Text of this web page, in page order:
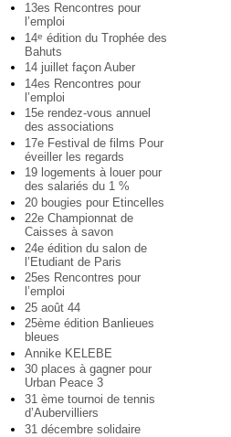
13es Rencontres pour
l’emploi
14e édition du Trophée des
Bahuts
14 juillet façon Auber
14es Rencontres pour
l’emploi
15e rendez-vous annuel
des associations
17e Festival de films Pour
éveiller les regards
19 logements à louer pour
des salariés du 1 %
20 bougies pour Etincelles
22e Championnat de
Caisses à savon
24e édition du salon de
l’Etudiant de Paris
25es Rencontres pour
l’emploi
25 août 44
25ème édition Banlieues
bleues
Annike KELEBE
30 places à gagner pour
Urban Peace 3
31 ème tournoi de tennis
d’Aubervilliers
31 décembre solidaire